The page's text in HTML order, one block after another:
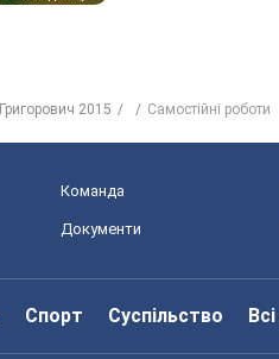
Григорович 2015 Самостійні роботи
Команда
Документи
Спорт Суспільство